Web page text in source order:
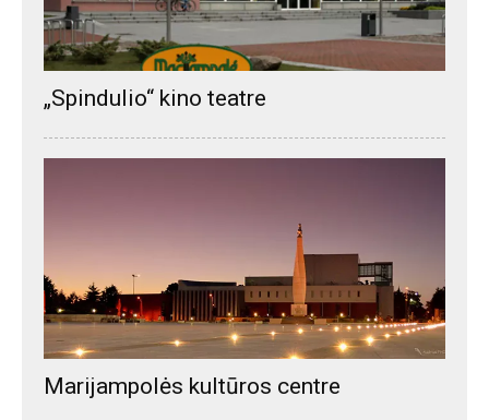
„Spindulio“ kino teatre
Marijampolės kultūros centre